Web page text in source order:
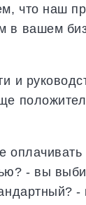
что наш
в вашем
и
оплачивать
- вы
-